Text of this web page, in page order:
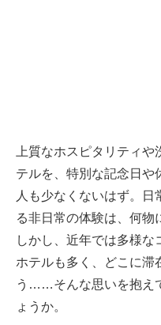
上質なホスピタリティ
テルを、特別な記念日や
人も少なくないはず。
る非日常の体験は、何物
しかし、近年では多様な
ホテルも多く、どこに滞
う……そんな思いを抱え
ょうか。